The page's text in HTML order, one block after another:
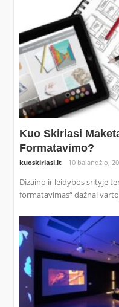
Kuo Skiriasi
Formatavimo?
kuoskiriasi.lt 10 balandžio,
Dizaino ir leidybos srityje
formatavimas“ dažnai